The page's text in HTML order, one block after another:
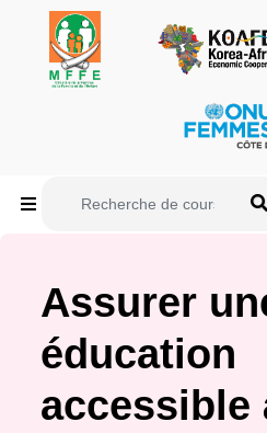
Passer au contenu principal
Recherche de cours
Assurer
éducation
accessible